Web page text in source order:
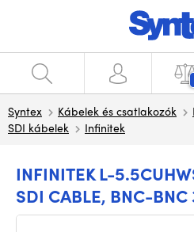
Syntex Kábelek és csatlakozók
SDI kábelek
Infinitek
INFINITEK L-
SDI CABLE, BNC-